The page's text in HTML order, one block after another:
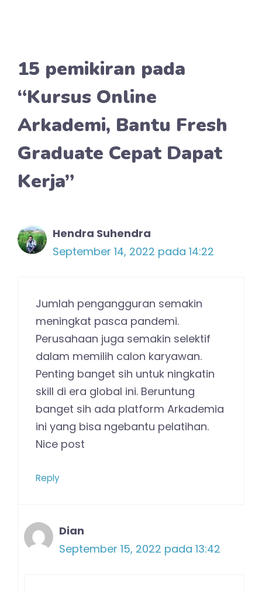
15 pemikiran pada
“Kursus Online
Arkademi, Bantu Fresh
Graduate Cepat Dapat
Kerja”
Hendra Suhendra
September 14, 2022 pada 14:22
Jumlah pengangguran semakin
meningkat pasca pandemi.
Perusahaan juga semakin selektif
dalam memilih calon karyawan.
Penting banget sih untuk ningkatin
skill di era global ini. Beruntung
banget sih ada platform Arkademia
ini yang bisa ngebantu pelatihan.
Nice post
Reply
Dian
September 15, 2022 pada 13:42